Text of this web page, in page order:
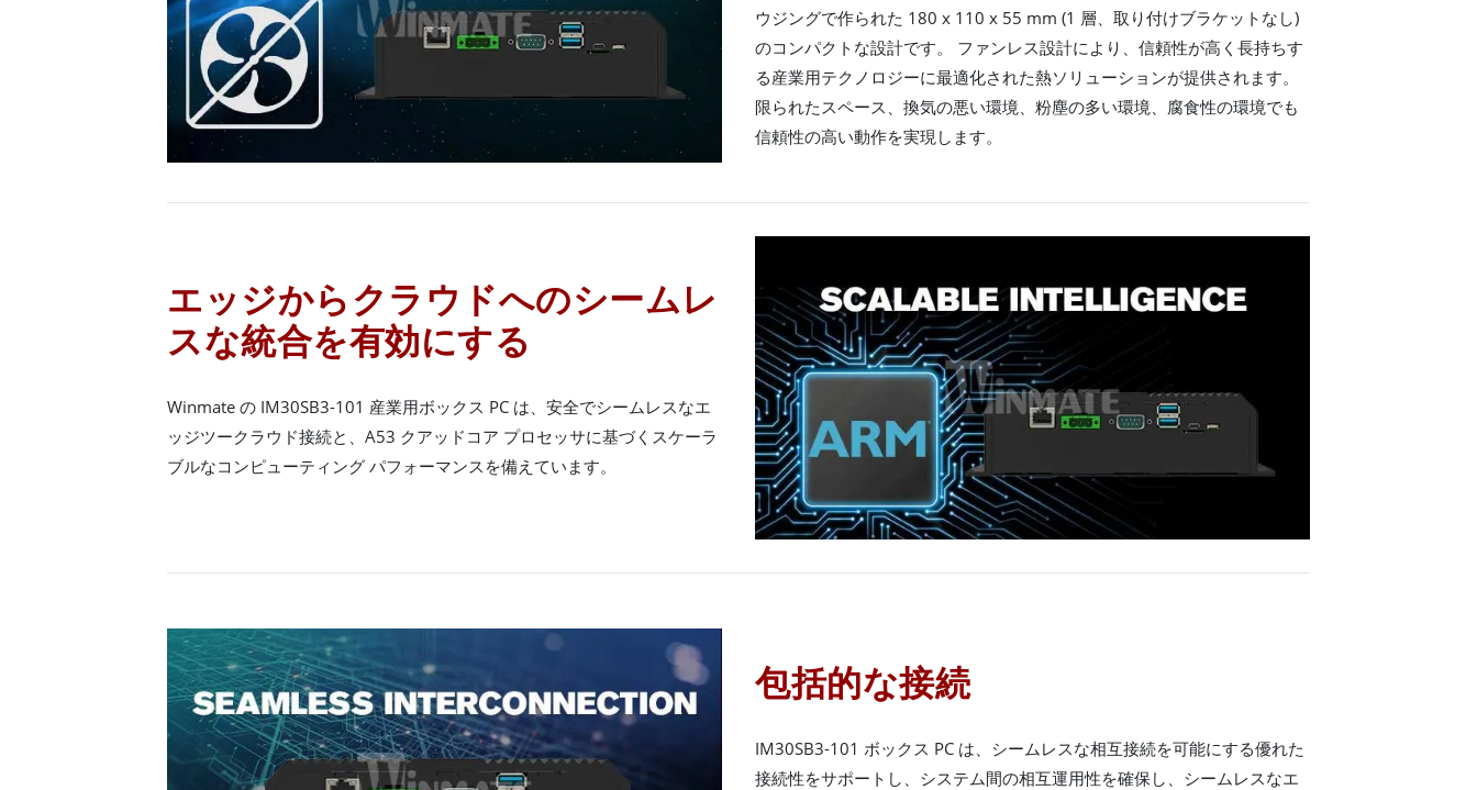
ウジングで作られた 180 x 110 x 55 mm (1 層、取り付けブラケットなし)
のコンパクトな設計です。 ファンレス設計により、信頼性が高く長持ちす
る産業用テクノロジーに最適化された熱ソリューションが提供されます。
限られたスペース、換気の悪い環境、粉塵の多い環境、腐食性の環境でも
信頼性の高い動作を実現します。
エッジからクラウドへのシームレ
スな統合を有効にする
Winmate の IM30SB3-101 産業用ボックス PC は、安全でシームレスなエ
ッジツークラウド接続と、A53 クアッドコア プロセッサに基づくスケーラ
ブルなコンピューティング パフォーマンスを備えています。
包括的な接続
IM30SB3-101 ボックス PC は、シームレスな相互接続を可能にする優れた
接続性をサポートし、システム間の相互運用性を確保し、シームレスなエ